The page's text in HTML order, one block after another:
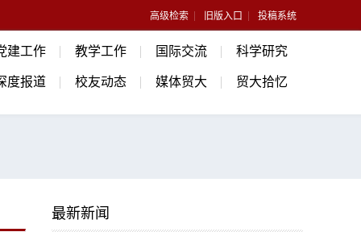
高级检索 旧版入口 投稿系统
建工作 教学工作 国际交流 科学研究
度报道 校友动态 媒体贸大 贸大拾忆
最新新闻